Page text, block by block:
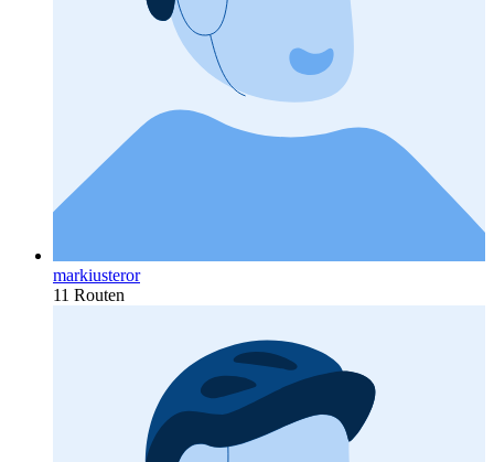
markiusteror
11 Routen